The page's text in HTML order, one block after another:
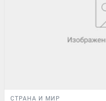
СТРАНА И МИР